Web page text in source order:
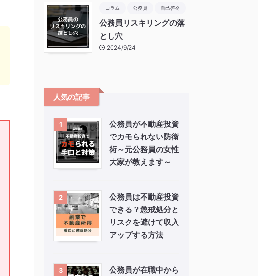
コラム 公務員 自己啓発
公務員リスキリングの落
とし穴
2024/9/24
人気の記事
1
公務員が不動産投資
でカモられない防衛
術～元公務員の女性
大家が教えます～
2
公務員は不動産投資
できる？懲戒処分と
リスクを避けて収入
アップする方法
3
公務員が在職中から